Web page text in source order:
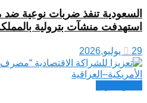
السعودية تنفذ ضربات نوعية ضد
استهدفت منشآت بترولية
29 يوليو,2026